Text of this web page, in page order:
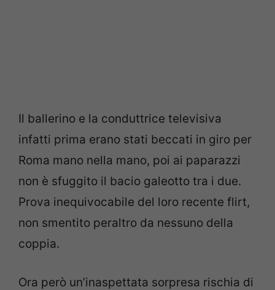
Il ballerino e la conduttrice televisiva
infatti prima erano stati beccati in giro per
Roma mano nella mano, poi ai paparazzi
non è sfuggito il bacio galeotto tra i due.
Prova inequivocabile del loro recente flirt,
non smentito peraltro da nessuno della
coppia.
Ora però un’inaspettata sorpresa rischia di